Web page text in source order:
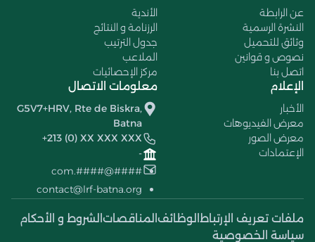
عن الرابطة
النشرة الرسمية
وثائق للتحميل
نصوص و قوانين
اتصل بنا
الأندية
الرزنامة و النتائج
جدول الترتيب
الملاعب
مركز الإحصائيات
الإعلام
الأخبار
معرض الفيديوهات
معرض الصور
الإعتمادات
معلومات الاتصال
G5V7+HRV, Rte de Biskra,
Batna
+213 (0) XX XXX XXX
-
####@####.com
contact@lrf-batna.org
ملفات تعريف الإرتباط الوظائف المناقصات الشروط و الأحكام
سياسة الخصوصية